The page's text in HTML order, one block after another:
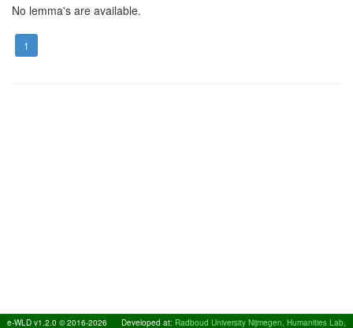
No lemma's are available.
1
e-WLD v1.2.0 © 2016-2026 Developed at: Radboud University Nijmegen, Humanities Lab,